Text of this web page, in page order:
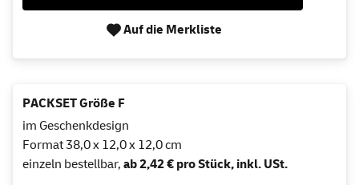
Auf die Merkliste
PACKSET Größe F
im Geschenkdesign
Format 38,0 x 12,0 x 12,0 cm
einzeln bestellbar, ab 2,42 € pro Stück, inkl. USt.